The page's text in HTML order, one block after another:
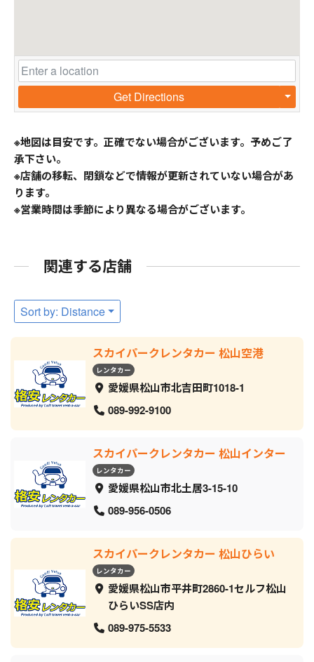
Get Directions
※地図は目安です。正確でない場合がございます。予めご了
承下さい。
※店舗の移転、閉鎖などで情報が更新されていない場合があ
ります。
※営業時間は季節により異なる場合がございます。
関連する店舗
Sort by: Distance
スカイパークレンタカー 松山空港
レンタカー
愛媛県松山市北吉田町1018-1
089-992-9100
スカイパークレンタカー 松山インター
レンタカー
愛媛県松山市北土居3-15-10
089-956-0506
スカイパークレンタカー 松山ひらい
レンタカー
愛媛県松山市平井町2860-1セルフ松山
ひらいSS店内
089-975-5533